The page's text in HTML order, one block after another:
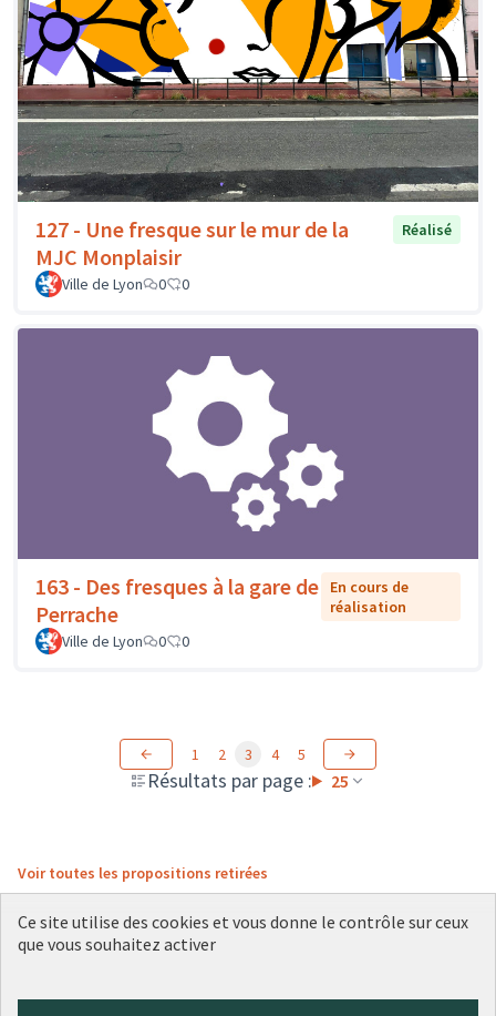
127 - Une fresque sur le mur de la
MJC Monplaisir
Réalisé
Ville de Lyon 0 0
163 - Des fresques à la gare de
Perrache
En cours de
réalisation
Ville de Lyon
0 0
Résultats par page : 25
1 2 3 4 5
Voir toutes les propositions retirées
Ce site utilise des cookies et vous donne le contrôle sur ceux
que vous souhaitez activer